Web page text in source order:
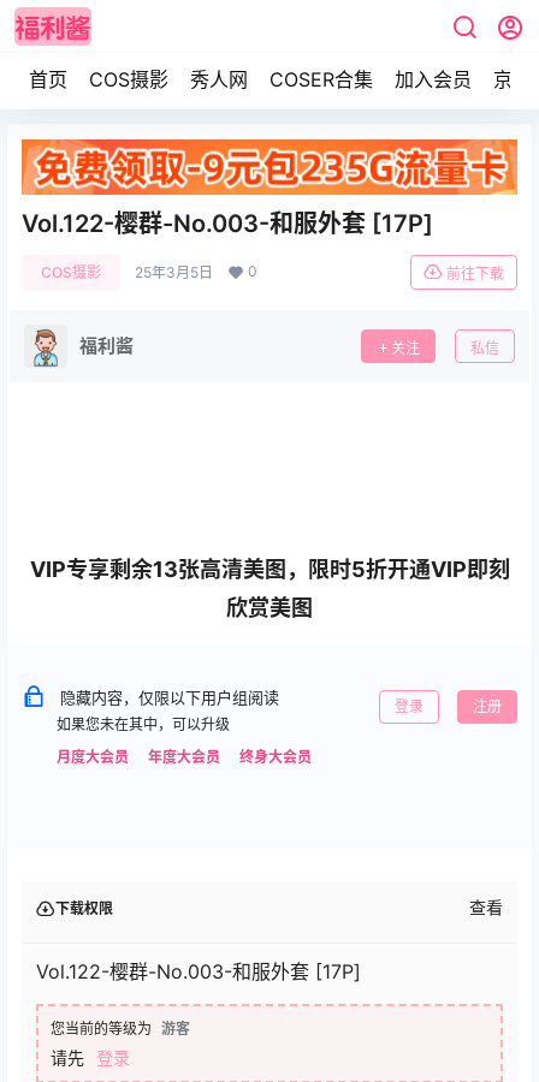
首页 COS摄影 秀人网 COSER合集 加入会员 京东
Vol.122-樱群-No.003-和服外套 [17P]
COS摄影 25年3月5日 0 前往下载
福利酱 关注 私信
VIP专享剩余13张高清美图，限时5折开通VIP即刻
欣赏美图
隐藏内容，仅限以下用户组阅读
如果您未在其中，可以升级
月度大会员
年度大会员 终身大会员
登录 注册
下载权限 查看
Vol.122-樱群-No.003-和服外套 [17P]
您当前的等级为 游客
请先 登录